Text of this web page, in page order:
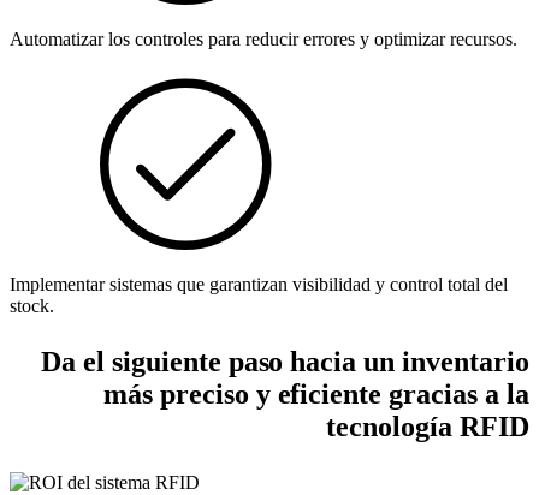
Automatizar los controles para reducir errores y optimizar recursos.
Implementar sistemas que garantizan visibilidad y control total del
stock.
Da el siguiente paso hacia un inventario
más preciso y eficiente gracias a la
tecnología RFID